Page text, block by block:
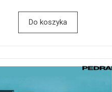
Do koszyka